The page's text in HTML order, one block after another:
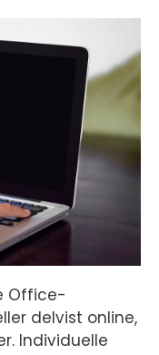
Office-
delvist online,
Individuelle